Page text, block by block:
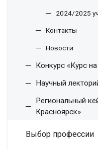
2024/2025
Контакты
Новости
Конкурс «Курс
Научный
Региональный
Красноярск»
Выбор профессии